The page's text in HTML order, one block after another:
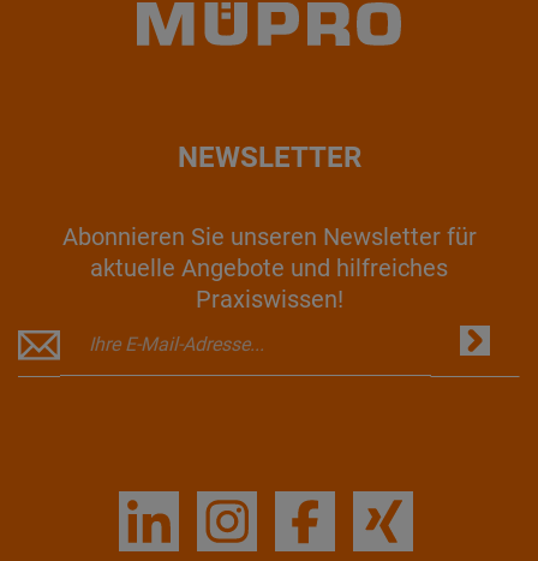
NEWSLETTER
Abonnieren Sie unseren Newsletter für
aktuelle Angebote und hilfreiches
Praxiswissen!